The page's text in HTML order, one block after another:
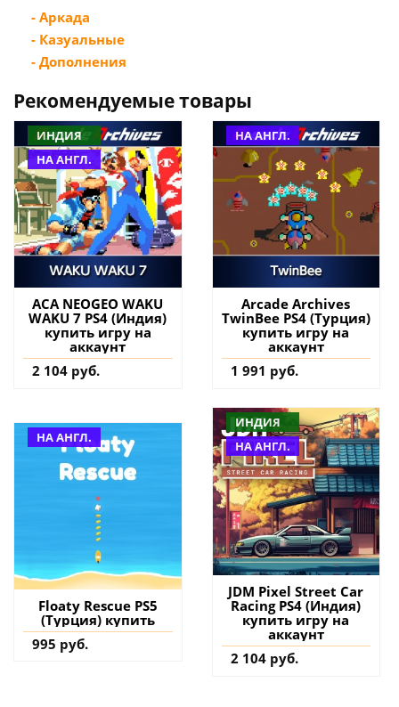
- Аркада
- Казуальные
- Дополнения
Рекомендуемые товары
ИНДИЯ
НА АНГЛ.
ACA NEOGEO WAKU
WAKU 7 PS4 (Индия)
купить игру на
аккаунт
2 104 руб.
НА АНГЛ.
Arcade Archives
TwinBee PS4 (Турция)
купить игру на
аккаунт
1 991 руб.
НА АНГЛ.
Floaty Rescue PS5
(Турция) купить
995 руб.
ИНДИЯ
НА АНГЛ.
JDM Pixel Street Car
Racing PS4 (Индия)
купить игру на
аккаунт
2 104 руб.